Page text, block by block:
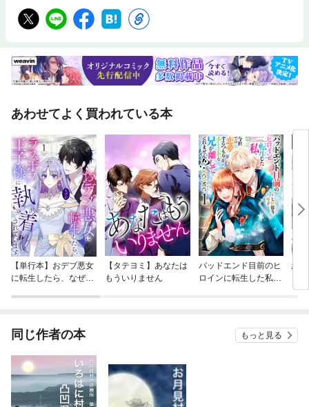
あわせてよく買われている本
【単行本】おデブ悪女
に転生したら、なぜか
【タテヨミ】あなたは
もういりません
バッドエンド目前のヒ
ロインに転生した私、
結
同じ作者の本 もっと見る